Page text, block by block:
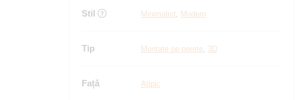
Stil Minimalist, Modern
Tip Montate pe perete, 3D
Față Atipic